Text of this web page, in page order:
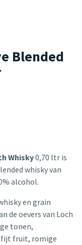
Blended
Whisky0,70 ltr is
whisky van
alcohol.
en grain
de oevers van Loch
tonen,
fruit, romige